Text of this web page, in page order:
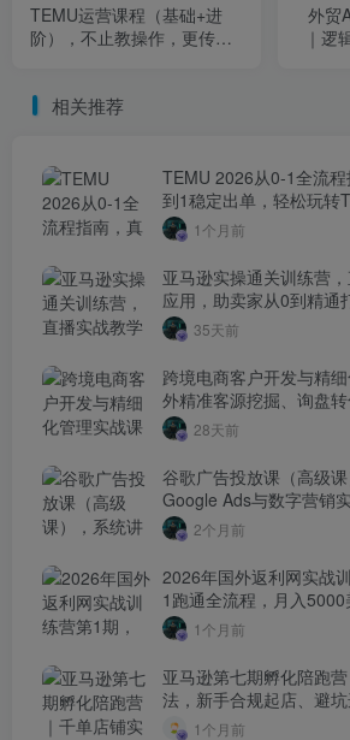
TEMU运营课程（基础+进
阶），不止教操作，更传授
外贸
｜逻
相关推荐
TEMU 2026从0-1全流
到1稳定出单，轻松玩转
1个月前
亚马逊实操通关训练营
应用，助卖家从0到精通
7月3日）
35天前
跨境电商客户开发与精
外精准客源挖掘、询盘
户分层全流程落地教程
28天前
谷歌广告投放课（高级
Google Ads与数字营销
2个月前
2026年国外返利网实战
1跑通全流程，月入5000
1个月前
亚马逊第七期孵化陪跑
法，新手合规起店、避
落地（更新0625）
1个月前